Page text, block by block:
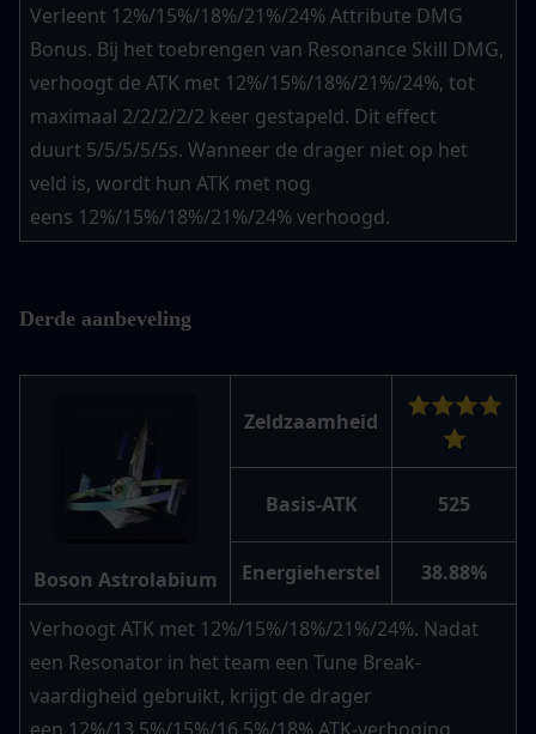
Verleent 12%/15%/18%/21%/24% Attribute DMG
Bonus. Bij het toebrengen van Resonance Skill DMG,
verhoogt de ATK met 12%/15%/18%/21%/24%, tot
maximaal 2/2/2/2/2 keer gestapeld. Dit effect
duurt 5/5/5/5/5s. Wanneer de drager niet op het
veld is, wordt hun ATK met nog
eens 12%/15%/18%/21%/24% verhoogd.
Derde aanbeveling
Boson Astrolabium
Zeldzaamheid
⭐⭐⭐⭐
⭐
Basis-ATK 525
Energieherstel 38.88%
Verhoogt ATK met 12%/15%/18%/21%/24%. Nadat
een Resonator in het team een Tune Break-
vaardigheid gebruikt, krijgt de drager